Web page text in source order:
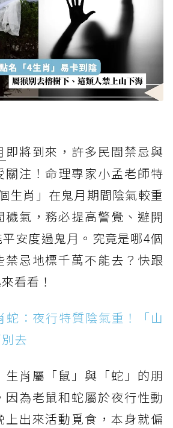
即將到來，許多民間禁忌與
關注！命理專家小孟老師特
生肖」在鬼月期間陰氣較重
穢氣，務必提高警覺、避開
安度過鬼月。究竟是哪4個
禁忌地標千萬不能去？快跟
看看！
蛇：夜行特質陰氣重！「山
去
生肖屬「鼠」與「蛇」的朋
因為老鼠和蛇屬於夜行性動
上出來活動覓食，本身就偏